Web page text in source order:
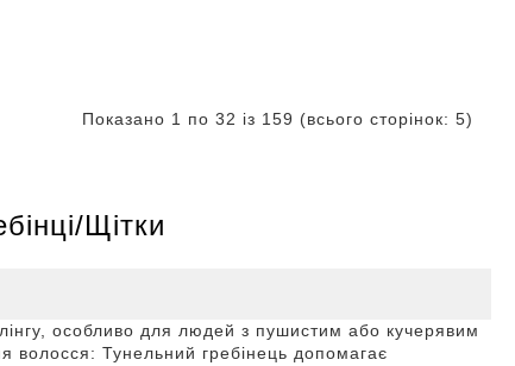
Показано 1 по 32 із 159 (всього сторінок: 5)
Щітки
особливо для людей з пушистим або кучерявим
волосся: Тунельний гребінець допомагає